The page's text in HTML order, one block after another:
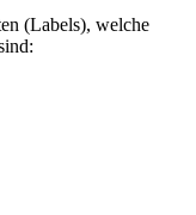
(Labels), welche